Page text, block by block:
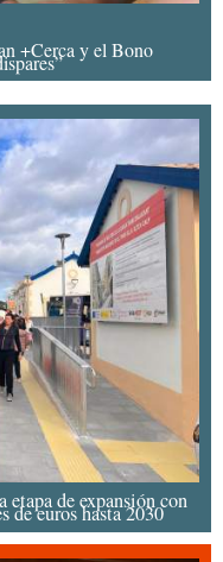
+Cerca y el Bono
de expansión con
de euros hasta 2030